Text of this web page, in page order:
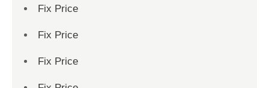
Fix Price
Fix Price
Fix Price